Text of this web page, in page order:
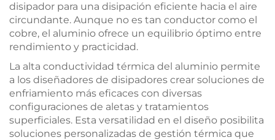
disipador para una disipación eficiente hacia el aire
circundante. Aunque no es tan conductor como el
cobre, el aluminio ofrece un equilibrio óptimo entre
rendimiento y practicidad.
La alta conductividad térmica del aluminio permite
a los diseñadores de disipadores crear soluciones de
enfriamiento más eficaces con diversas
configuraciones de aletas y tratamientos
superficiales. Esta versatilidad en el diseño posibilita
soluciones personalizadas de gestión térmica que